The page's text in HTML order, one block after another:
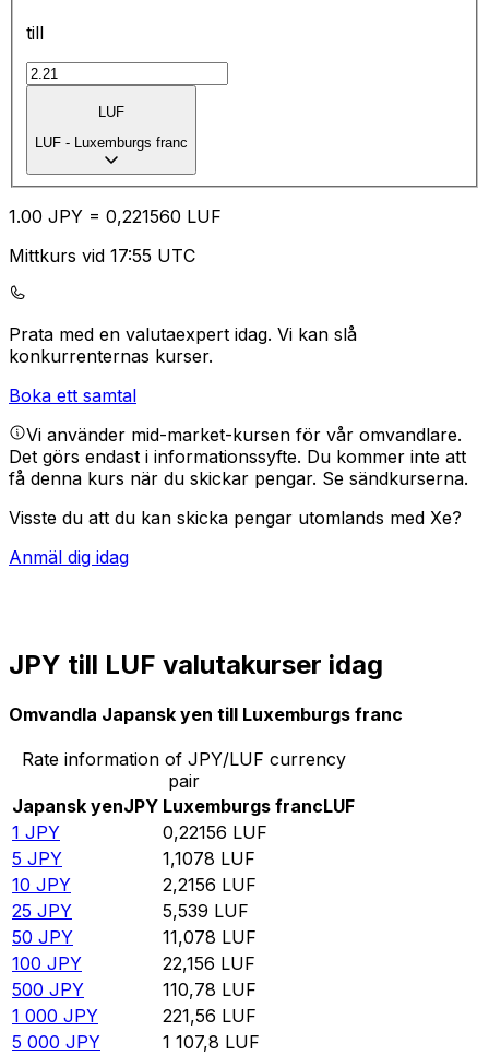
till
LUF
LUF - Luxemburgs franc
1.00 JPY = 0,221560 LUF
Mittkurs vid 17:55 UTC
Prata med en valutaexpert idag. Vi kan slå
konkurrenternas kurser.
Boka ett samtal
Vi använder mid-market-kursen för vår omvandlare.
Det görs endast i informationssyfte. Du kommer inte att
få denna kurs när du skickar pengar. Se sändkurserna.
Visste du att du kan skicka pengar utomlands med Xe?
Anmäl dig idag
JPY till LUF valutakurser idag
Omvandla Japansk yen till Luxemburgs franc
Rate information of JPY/LUF currency
pair
Japansk yenJPY Luxemburgs francLUF
1 JPY 0,22156 LUF
5 JPY 1,1078 LUF
10 JPY 2,2156 LUF
25 JPY 5,539 LUF
50 JPY 11,078 LUF
100 JPY 22,156 LUF
500 JPY 110,78 LUF
1 000 JPY 221,56 LUF
5 000 JPY 1 107,8 LUF